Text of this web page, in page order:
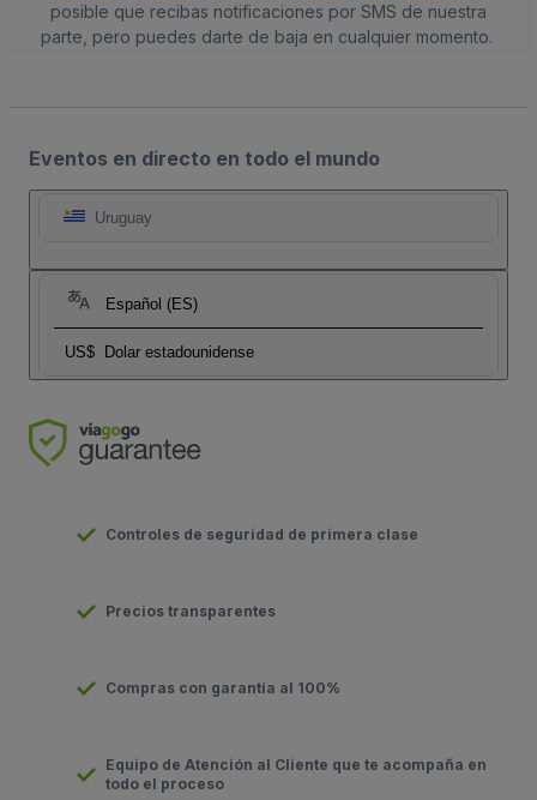
posible que recibas notificaciones por SMS de nuestra
parte, pero puedes darte de baja en cualquier momento.
Eventos en directo en todo el mundo
Uruguay
Español (ES)
US$ Dolar estadounidense
Controles de seguridad de primera clase
Precios transparentes
Compras con garantía al 100%
Equipo de Atención al Cliente que te acompaña en
todo el proceso